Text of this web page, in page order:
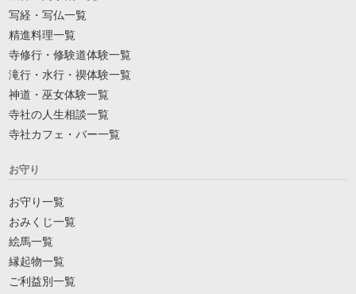
写経・写仏一覧
精進料理一覧
寺修行・修験道体験一覧
滝行・水行・禊体験一覧
神道・巫女体験一覧
寺社の人生相談一覧
寺社カフェ・バー一覧
お守り
お守り一覧
おみくじ一覧
絵馬一覧
縁起物一覧
ご利益別一覧